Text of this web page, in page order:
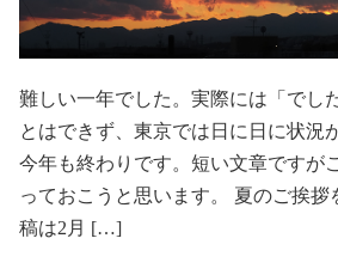
難しい一年でした。実際には「でし
とはできず、東京では日に日に状況
今年も終わりです。短い文章ですが
っておこうと思います。 夏のご挨拶
稿は2月 […]